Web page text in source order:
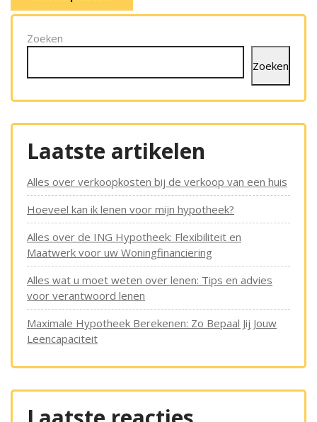
Zoeken
Zoeken
Laatste artikelen
Alles over verkoopkosten bij de verkoop van een huis
Hoeveel kan ik lenen voor mijn hypotheek?
Alles over de ING Hypotheek: Flexibiliteit en
Maatwerk voor uw Woningfinanciering
Alles wat u moet weten over lenen: Tips en advies
voor verantwoord lenen
Maximale Hypotheek Berekenen: Zo Bepaal Jij Jouw
Leencapaciteit